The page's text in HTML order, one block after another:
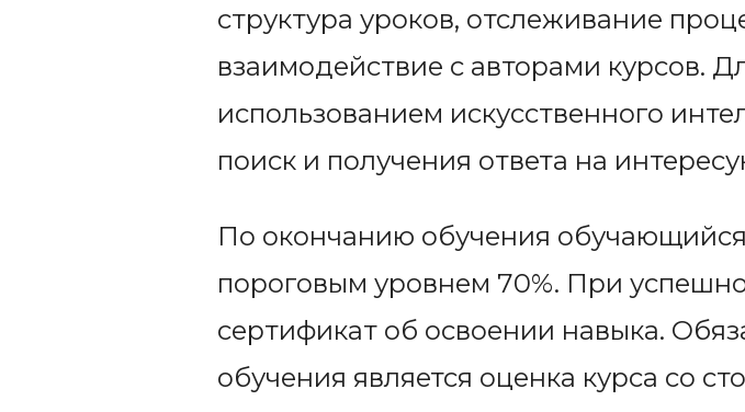
структура уроков, отслеживание
взаимодействие с авторами курсов.
использованием искусственного
поиск и получения ответа на
По окончанию обучения
пороговым уровнем 70%. При
сертификат об освоении навыка.
обучения является оценка курса со